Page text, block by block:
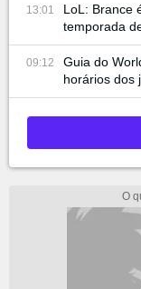
13:01
LoL: Brance
temporada
09:12
Guia do
horários dos